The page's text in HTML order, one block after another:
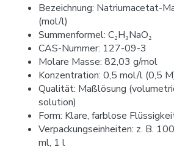
Bezeichnung: Natriumacetat-
(mol/l)
Summenformel: C₂H₃NaO₂
CAS-Nummer: 127-09-3
Molare Masse: 82,03 g/mol
Konzentration: 0,5 mol/l (0,5
Qualität: Maßlösung
solution)
Form: Klare, farblose
Verpackungseinheiten: z. B.
ml, 1 l